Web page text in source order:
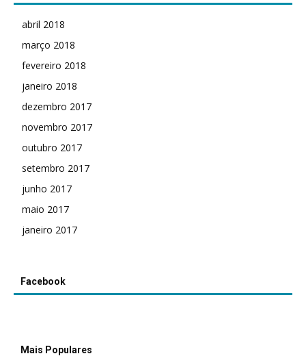
abril 2018
março 2018
fevereiro 2018
janeiro 2018
dezembro 2017
novembro 2017
outubro 2017
setembro 2017
junho 2017
maio 2017
janeiro 2017
Facebook
Mais Populares